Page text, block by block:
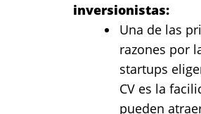
inversionistas:
Una de las
razones por
startups
CV es la
pueden